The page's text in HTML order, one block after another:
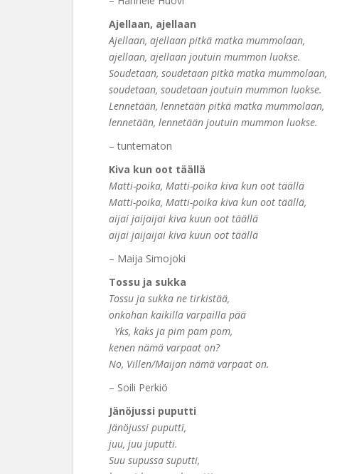
Ajellaan, ajellaan
Ajellaan, ajellaan pitkä matka mummolaan,
ajellaan, ajellaan joutuin mummon luokse.
Soudetaan, soudetaan pitkä matka mummolaan,
soudetaan, soudetaan joutuin mummon luokse.
Lennetään, lennetään pitkä matka mummolaan,
lennetään, lennetään joutuin mummon luokse.
– tuntematon
Kiva kun oot täällä
Matti-poika, Matti-poika kiva kun oot täällä
Matti-poika, Matti-poika kiva kun oot täällä,
aijai jaijaijai kiva kuun oot täällä
aijai jaijaijai kiva kuun oot täällä
– Maija Simojoki
Tossu ja sukka
Tossu ja sukka ne tirkistää,
onkohan kaikilla varpailla pää
Yks, kaks ja pim pam pom,
kenen nämä varpaat on?
No, Villen/Maijan nämä varpaat on.
– Soili Perkiö
Jänöjussi puputti
Jänöjussi puputti,
juu, juu juputti.
Suu supussa suputti,